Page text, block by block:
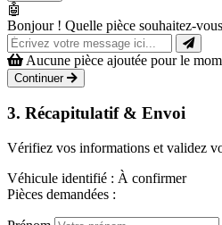
🤖
Bonjour ! Quelle pièce souhaitez-
Aucune pièce ajoutée pour le
Continuer
3. Récapitulatif & Envoi
Vérifiez vos informations et validez
Véhicule identifié : À confirmer
Pièces demandées :